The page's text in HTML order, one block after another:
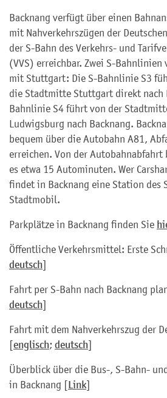
Backnang verfügt über einen
mit Nahverkehrszügen der
der S-Bahn des Verkehrs- und
(VVS) erreichbar. Zwei S-Bahnlinien
mit Stuttgart: Die S-Bahnlinie S3
die Stadtmitte Stuttgart direkt nach
Bahnlinie S4 führt von der
Ludwigsburg nach Backnang.
bequem über die Autobahn A81,
erreichen. Von der
es etwa 15 Autominuten. Wer
findet in Backnang eine Station des
Stadtmobil.
Parkplätze in Backnang finden Sie
Öffentliche Verkehrsmittel: Erste
deutsch]
Fahrt per S-Bahn nach Backnang
deutsch]
Fahrt mit dem Nahverkehrszug der
[englisch; deutsch]
Überblick über die Bus-, S-Bahn-
in Backnang [Link]